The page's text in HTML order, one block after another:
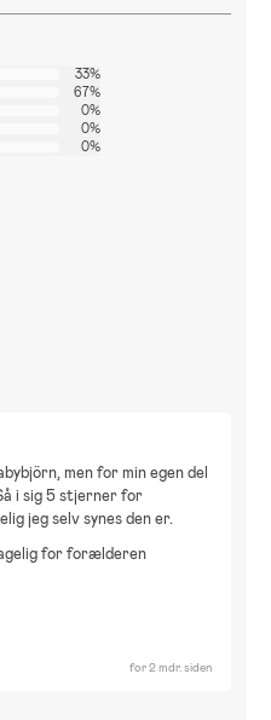
33%
67%
0%
0%
0%
men for min egen del
i sig 5 stjerner for
jeg selv synes den er.
for forælderen
for 2 mdr. siden